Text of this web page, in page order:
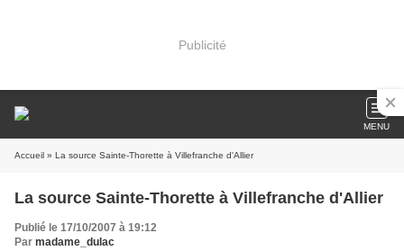
Publicité
MENU
Accueil » La source Sainte-Thorette à Villefranche d'Allier
La source Sainte-Thorette à Villefranche d'Allier
Publié le 17/10/2007 à 19:12
Par madame_dulac